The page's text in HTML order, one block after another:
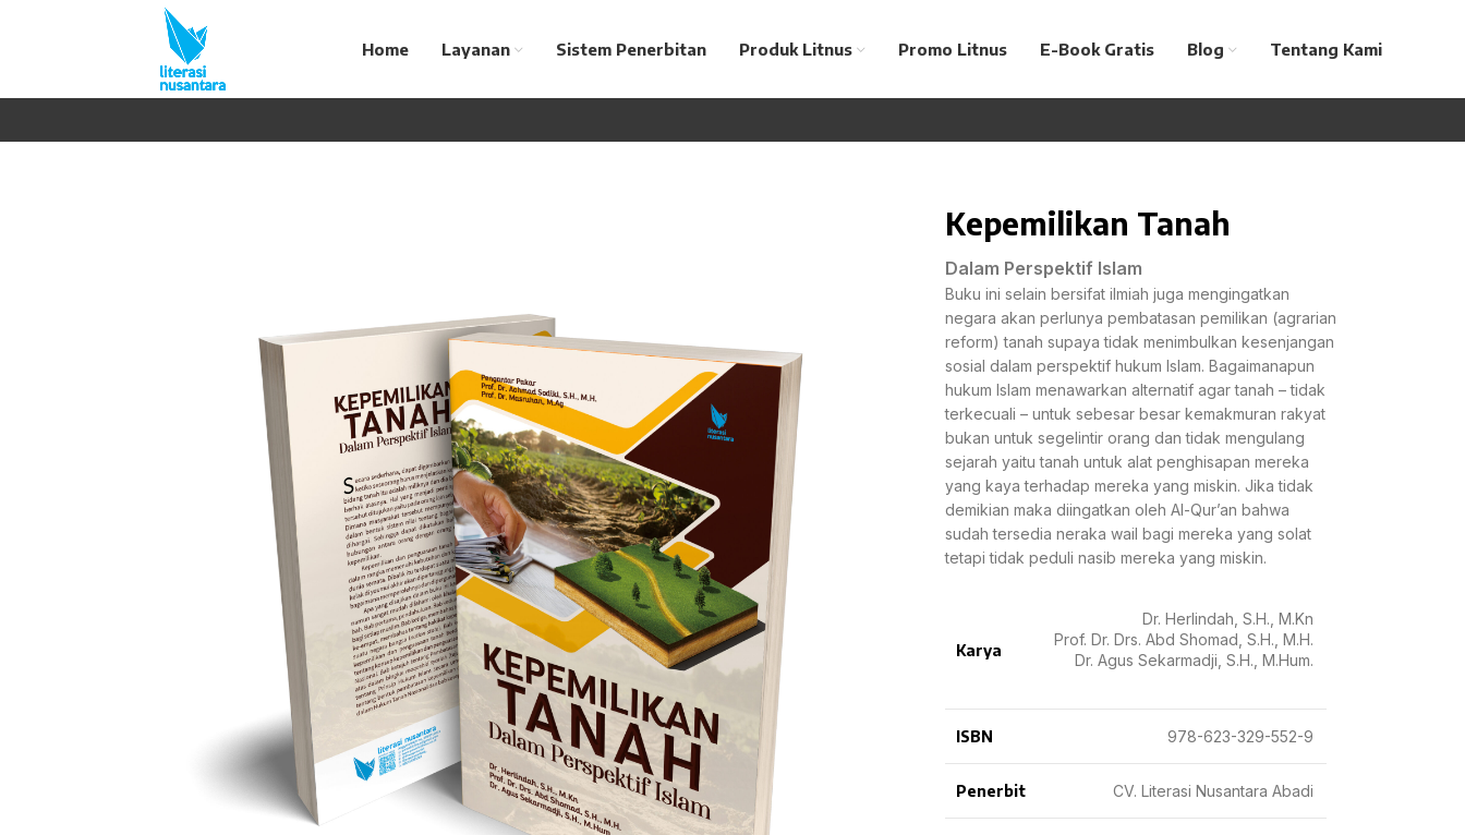
Home Layanan Sistem Penerbitan Produk Litnus Promo Litnus E-Book Gratis Blog Tentang Kami
Kepemilikan Tanah
Dalam Perspektif Islam
Buku ini selain bersifat ilmiah juga mengingatkan
negara akan perlunya pembatasan pemilikan (agrarian
reform) tanah supaya tidak menimbulkan kesenjangan
sosial dalam perspektif hukum Islam. Bagaimanapun
hukum Islam menawarkan alternatif agar tanah – tidak
terkecuali – untuk sebesar besar kemakmuran rakyat
bukan untuk segelintir orang dan tidak mengulang
sejarah yaitu tanah untuk alat penghisapan mereka
yang kaya terhadap mereka yang miskin. Jika tidak
demikian maka diingatkan oleh Al-Qur’an bahwa
sudah tersedia neraka wail bagi mereka yang solat
tetapi tidak peduli nasib mereka yang miskin.
Karya
Dr. Herlindah, S.H., M.Kn
Prof. Dr. Drs. Abd Shomad, S.H., M.H.
Dr. Agus Sekarmadji, S.H., M.Hum.
ISBN 978-623-329-552-9
Penerbit CV. Literasi Nusantara Abadi